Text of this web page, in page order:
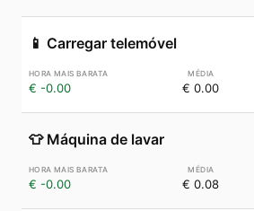
📱 Carregar telemóvel
€ -0.00 € 0.00
👕 Máquina de lavar
€ -0.00 € 0.08